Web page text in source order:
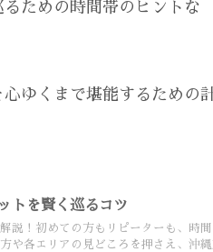
ための時間帯のヒントな
ゆくまで堪能するための
トを賢く巡るコツ
説！初めての方もリピーターも、時間
や各エリアの見どころを押さえ、沖縄